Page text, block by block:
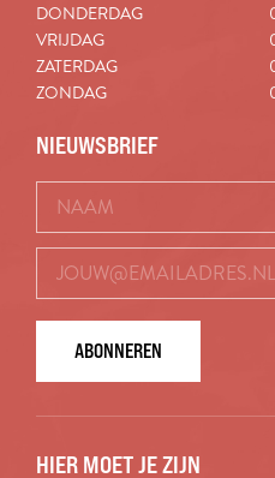
DONDERDAG
VRIJDAG
ZATERDAG
ZONDAG
NIEUWSBRIEF
ABONNEREN
HIER MOET JE ZIJN